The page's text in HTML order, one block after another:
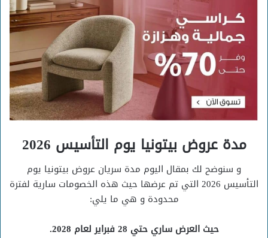
مدة عروض بيتونيا يوم التأسيس 2026
و سنوضح لك بمقال اليوم مدة سريان عروض بيتونيا يوم
التأسيس 2026 التي تم عرضها حيث هذه الخصومات سارية لفترة
محدودة و هي ما يلي:
حيث العرض ساري حتي 28 فبراير لعام 2028.